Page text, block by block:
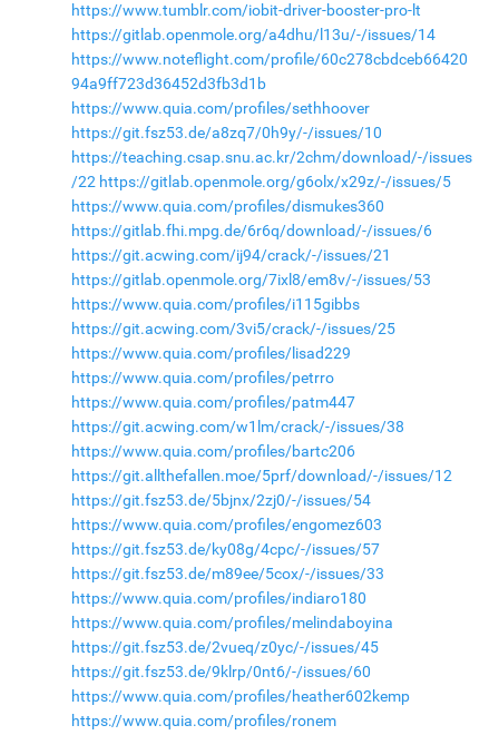
https://www.tumblr.com/iobit-driver-booster-pro-lt
https://gitlab.openmole.org/a4dhu/l13u/-/issues/14
https://www.noteflight.com/profile/60c278cbdceb66420
94a9ff723d36452d3fb3d1b
https://www.quia.com/profiles/sethhoover
https://git.fsz53.de/a8zq7/0h9y/-/issues/10
https://teaching.csap.snu.ac.kr/2chm/download/-/issues
/22 https://gitlab.openmole.org/g6olx/x29z/-/issues/5
https://www.quia.com/profiles/dismukes360
https://gitlab.fhi.mpg.de/6r6q/download/-/issues/6
https://git.acwing.com/ij94/crack/-/issues/21
https://gitlab.openmole.org/7ixl8/em8v/-/issues/53
https://www.quia.com/profiles/i115gibbs
https://git.acwing.com/3vi5/crack/-/issues/25
https://www.quia.com/profiles/lisad229
https://www.quia.com/profiles/petrro
https://www.quia.com/profiles/patm447
https://git.acwing.com/w1lm/crack/-/issues/38
https://www.quia.com/profiles/bartc206
https://git.allthefallen.moe/5prf/download/-/issues/12
https://git.fsz53.de/5bjnx/2zj0/-/issues/54
https://www.quia.com/profiles/engomez603
https://git.fsz53.de/ky08g/4cpc/-/issues/57
https://git.fsz53.de/m89ee/5cox/-/issues/33
https://www.quia.com/profiles/indiaro180
https://www.quia.com/profiles/melindaboyina
https://git.fsz53.de/2vueq/z0yc/-/issues/45
https://git.fsz53.de/9klrp/0nt6/-/issues/60
https://www.quia.com/profiles/heather602kemp
https://www.quia.com/profiles/ronem